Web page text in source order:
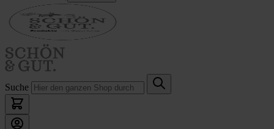
Suche